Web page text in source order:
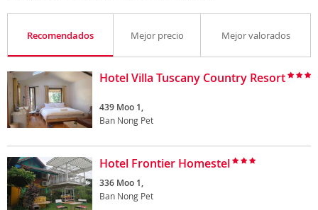
Recomendados Mejor precio Mejor valorados
Hotel Villa Tuscany Country Resort
439 Moo 1,
Ban Nong Pet
Hotel Frontier Homestel
336 Moo 1,
Ban Nong Pet